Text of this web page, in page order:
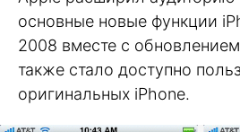
основные новые функции
2008 вместе с
также стало доступно
оригинальных iPhone.